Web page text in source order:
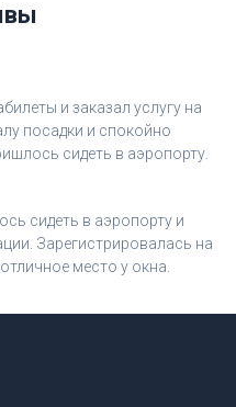
и заказал услугу на
посадки и спокойно
сидеть в аэропорту.
сидеть в аэропорту и
Зарегистрировалась на
место у окна.